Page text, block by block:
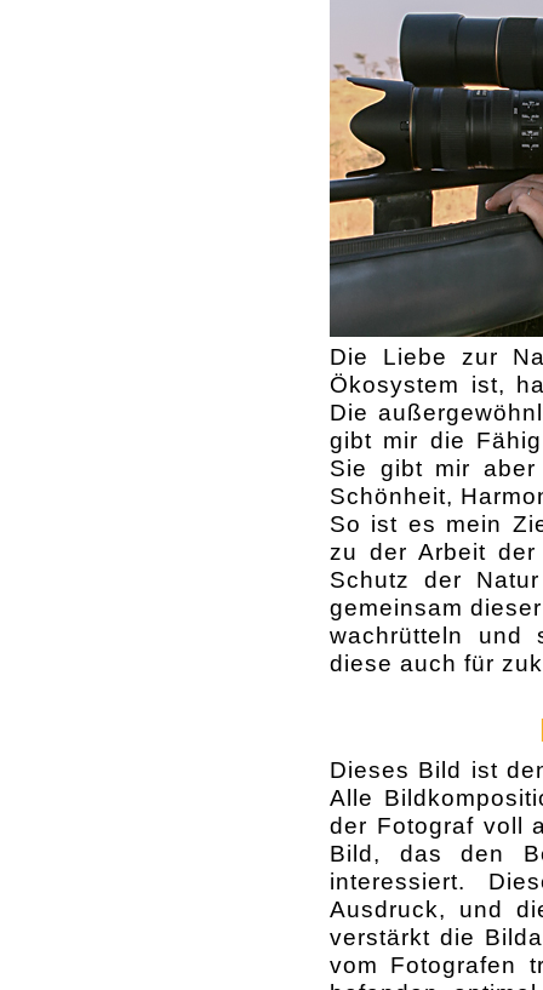
Die Liebe zur
Ökosystem ist,
Die
gibt mir die
Sie gibt mir
Schönheit,
So ist es mein
zu der Arbeit der
Schutz der
gemeinsam
wachrütteln und
diese auch für
Dieses Bild ist
Alle
der Fotograf voll
Bild, das den
interessiert.
Ausdruck, und
verstärkt die
vom Fotografen